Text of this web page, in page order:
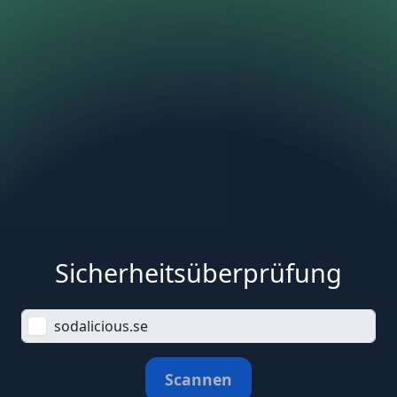
Sicherheitsüberprüfung
Scannen